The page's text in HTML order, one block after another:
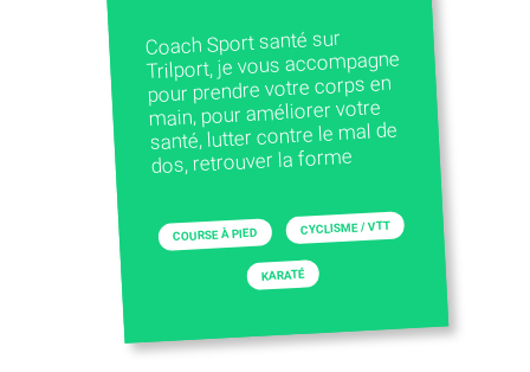
Coach Sport santé sur
Trilport, je vous accompagne
pour prendre votre corps en
main, pour améliorer votre
santé, lutter contre le mal de
dos, retrouver la forme
COURSE À PIED CYCLISME / VTT
KARATÉ